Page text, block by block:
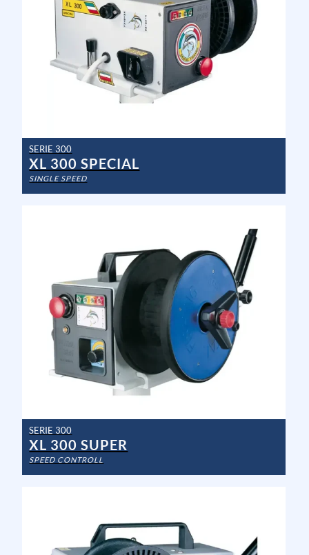
SERIE 300
XL 300 SPECIAL
SINGLE SPEED
SERIE 300
XL 300 SUPER
SPEED CONTROLL